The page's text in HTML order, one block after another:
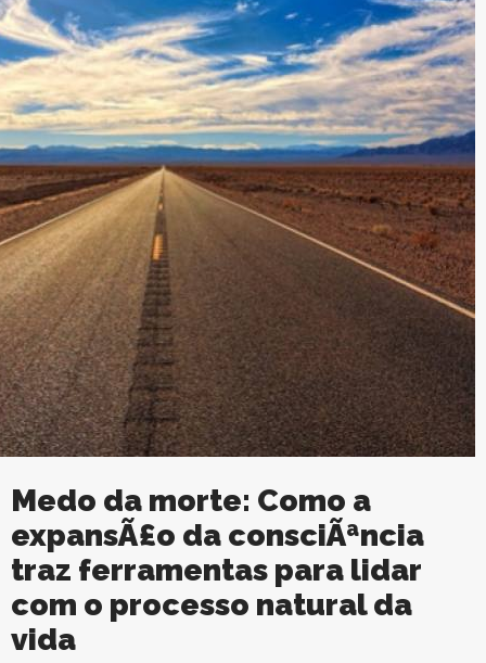
Medo da morte: Como a
expansÃ£o da consciÃªncia
traz ferramentas para lidar
com o processo natural da
vida